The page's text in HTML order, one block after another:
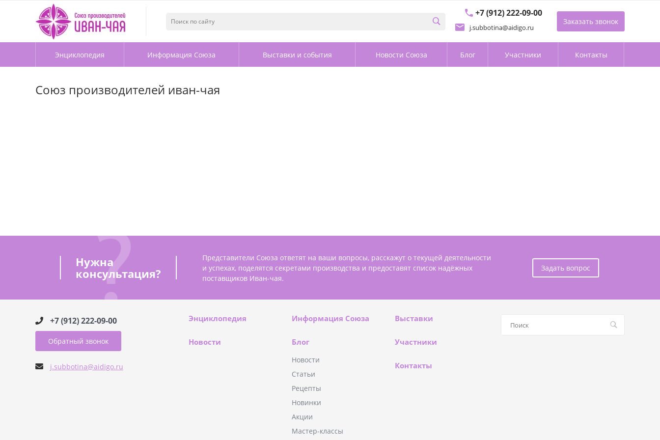
+7 (912) 222-09-00
j.subbotina@aidigo.ru
Заказать звонок
Энциклопедия Информация Союза Выставки и события Новости Союза Блог Участники Контакты
Союз производителей иван-чая
Нужна
консультация?
Представители Союза ответят на ваши вопросы, расскажут о текущей деятельности
и успехах, поделятся секретами производства и предоставят список надёжных
поставщиков Иван-чая.
Задать вопрос
+7 (912) 222-09-00
Обратный звонок
j.subbotina@aidigo.ru
Энциклопедия Информация Союза Выставки
Новости Блог
Новости
Статьи
Рецепты
Новинки
Акции
Мастер-классы
Участники
Контакты